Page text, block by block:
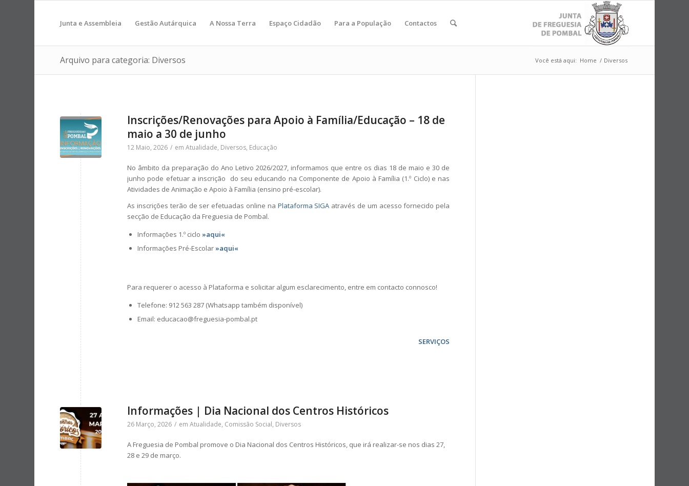
Junta e Assembleia Gestão Autárquica A Nossa Terra Espaço Cidadão Para a População Contactos
Arquivo para categoria: Diversos Você está aqui: Home / Diversos
Inscrições/Renovações para Apoio à Família/Educação – 18 de
maio a 30 de junho
12 Maio, 2026 / emAtualidade, Diversos, Educação
No âmbito da preparação do Ano Letivo 2026/2027, informamos que entre os dias 18 de maio e 30 de
junho pode efetuar a inscrição do seu educando na Componente de Apoio à Família (1.º Ciclo) e nas
Atividades de Animação e Apoio à Família (ensino pré-escolar).
As inscrições terão de ser efetuadas online na Plataforma SIGA através de um acesso fornecido pela
secção de Educação da Freguesia de Pombal.
Informações 1.º ciclo »aqui«
Informações Pré-Escolar »aqui«
Para requerer o acesso à Plataforma e solicitar algum esclarecimento, entre em contacto connosco!
Telefone: 912 563 287 (Whatsapp também disponível)
Email: educacao@freguesia-pombal.pt
SERVIÇOS
Informações | Dia Nacional dos Centros Históricos
26 Março, 2026 / emAtualidade, Comissão Social, Diversos
A Freguesia de Pombal promove o Dia Nacional dos Centros Históricos, que irá realizar-se nos dias 27,
28 e 29 de março.